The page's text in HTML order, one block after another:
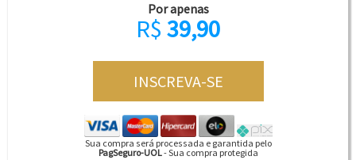
Por apenas
R$ 39,90
Sua compra será processada e garantida pelo
PagSeguro-UOL- Sua compra protegida